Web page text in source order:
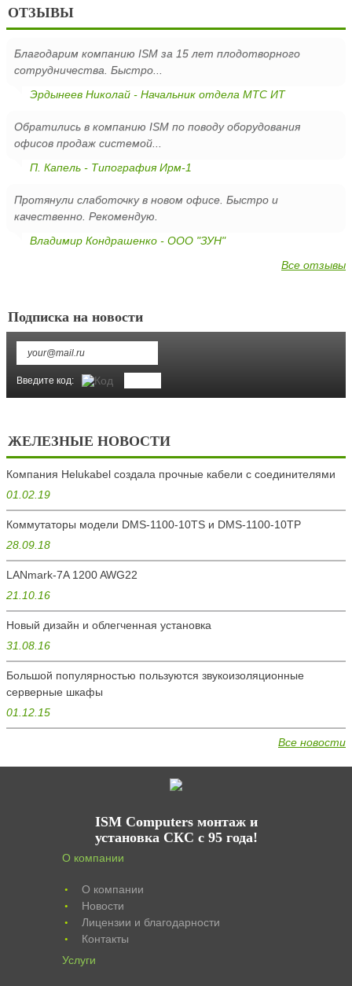
ОТЗЫВЫ
Благодарим компанию ISM за 15 лет плодотворного
сотрудничества. Быстро...
Эрдынеев Николай - Начальник отдела МТС ИТ
Обратились в компанию ISM по поводу оборудования
офисов продаж системой...
П. Капель - Типография Ирм-1
Протянули слаботочку в новом офисе. Быстро и
качественно. Рекомендую.
Владимир Кондрашенко - ООО "ЗУН"
Все отзывы
Подписка на новости
Введите код:
ЖЕЛЕЗНЫЕ НОВОСТИ
Компания Helukabel создала прочные кабели с соединителями
01.02.19
Коммутаторы модели DMS-1100-10TS и DMS-1100-10ТР
28.09.18
LANmark-7A 1200 AWG22
21.10.16
Новый дизайн и облегченная установка
31.08.16
Большой популярностью пользуются звукоизоляционные
серверные шкафы
01.12.15
Все новости
ISM Computers монтаж и
установка СКС c 95 года!
О компании
• О компании
• Новости
• Лицензии и благодарности
•
Контакты
Услуги